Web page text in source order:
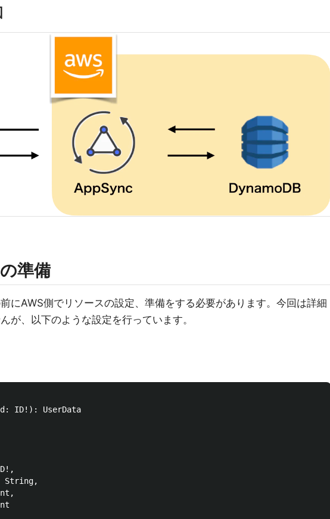
準備
にAWS側でリソースの設定、準備をする必要があります。今回は詳細
が、以下のような設定を行っています。